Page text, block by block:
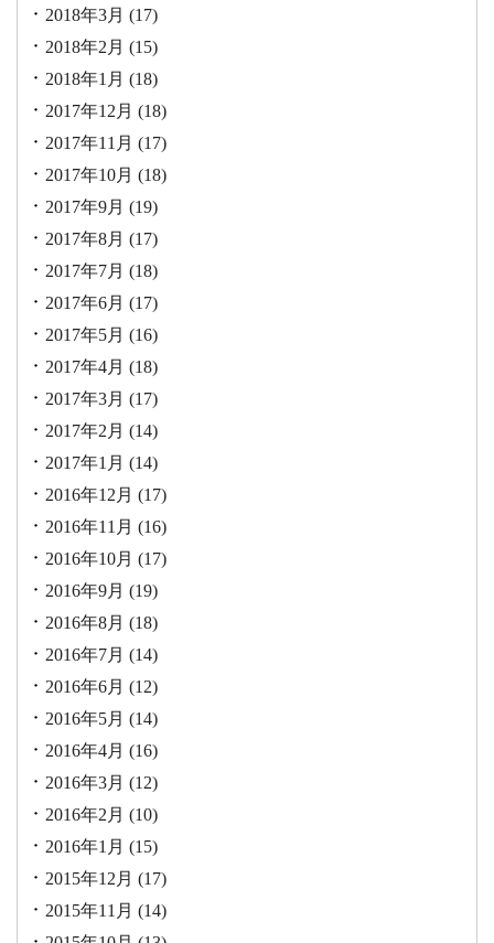
2018年3月 (17)
2018年2月 (15)
2018年1月 (18)
2017年12月 (18)
2017年11月 (17)
2017年10月 (18)
2017年9月 (19)
2017年8月 (17)
2017年7月 (18)
2017年6月 (17)
2017年5月 (16)
2017年4月 (18)
2017年3月 (17)
2017年2月 (14)
2017年1月 (14)
2016年12月 (17)
2016年11月 (16)
2016年10月 (17)
2016年9月 (19)
2016年8月 (18)
2016年7月 (14)
2016年6月 (12)
2016年5月 (14)
2016年4月 (16)
2016年3月 (12)
2016年2月 (10)
2016年1月 (15)
2015年12月 (17)
2015年11月 (14)